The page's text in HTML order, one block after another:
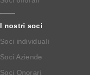
I nostri soci
Soci individuali
Soci Aziende
Soci Onorari